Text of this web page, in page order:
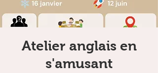
Atelier anglais en
s'amusant